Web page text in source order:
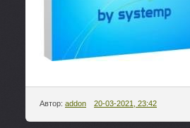
Автор: addon 20-03-2021, 23:42